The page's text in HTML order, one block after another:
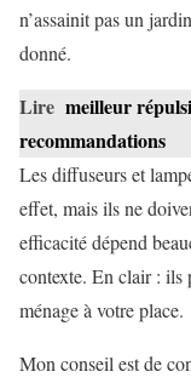
n’assainit pas un
donné.
Lire meilleur
recommandations
Les diffuseurs et
effet, mais ils ne
efficacité dépend
contexte. En clair : ils
ménage à votre place.
Mon conseil est de